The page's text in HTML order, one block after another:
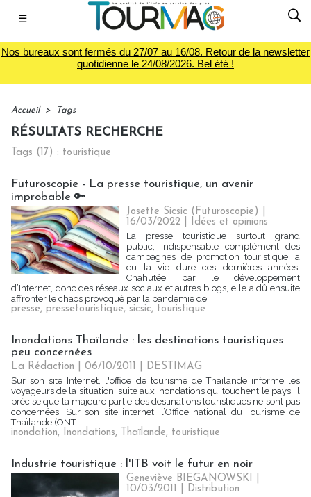
☰
Nos bureaux sont fermés du 27/07 au 16/08. Retour de la newsletter
quotidienne le 24/08/2026. Bel été !
Accueil > Tags
RÉSULTATS RECHERCHE
Tags (17) : touristique
Futuroscopie - La presse touristique, un avenir
improbable 🔑
Josette Sicsic (Futuroscopie)
16/03/2022
Idées et opinions
La presse touristique surtout grand
public, indispensable complément des
campagnes de promotion touristique, a
eu la vie dure ces dernières années.
Chahutée par le développement
d’Internet, donc des réseaux sociaux et autres blogs, elle a dû ensuite
affronter le chaos provoqué par la pandémie de...
presse, pressetouristique, sicsic, touristique
Inondations Thaïlande : les destinations touristiques
peu concernées
La Rédaction | 06/10/2011
DESTIMAG
Sur son site Internet, l'office de tourisme de Thaïlande informe les
voyageurs de la situation, suite aux inondations qui touchent le pays. Il
précise que la majeure partie des destinations touristiques ne sont pas
concernées. Sur son site internet, l’Office national du Tourisme de
Thaïlande (ONT...
inondation, Inondations, Thaïlande, touristique
Industrie touristique : l'ITB voit le futur en noir
Geneviève BIEGANOWSKI |
10/03/2011
Distribution